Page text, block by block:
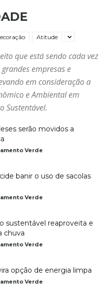
Atitude
que está sendo cada vez
empresas e
em consideração a
e Ambiental em
Sustentável.
serão movidos a
Verde
banir o uso de sacolas
Verde
sustentável reaproveita e
chuva
Verde
opção de energia limpa
Verde